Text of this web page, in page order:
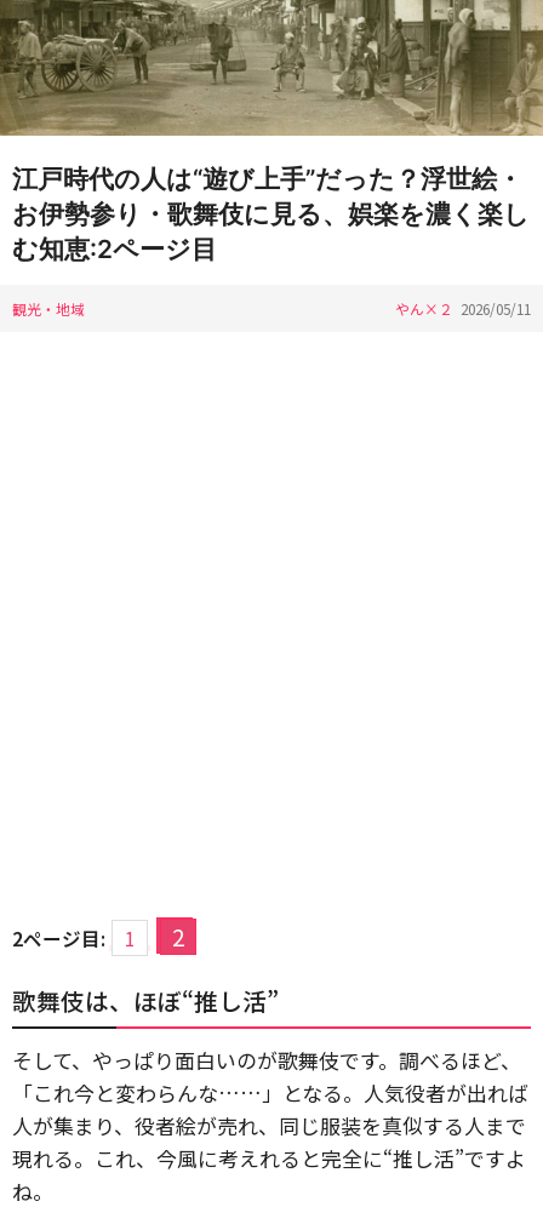
江戸時代の人は“遊び上手”だった？浮世絵・
お伊勢参り・歌舞伎に見る、娯楽を濃く楽し
む知恵:2ページ目
観光・地域 やん×２ 2026/05/11
2ページ目: 1 2
歌舞伎は、ほぼ“推し活”
そして、やっぱり面白いのが歌舞伎です。調べるほど、
「これ今と変わらんな……」となる。人気役者が出れば
人が集まり、役者絵が売れ、同じ服装を真似する人まで
現れる。これ、今風に考えれると完全に“推し活”ですよ
ね。